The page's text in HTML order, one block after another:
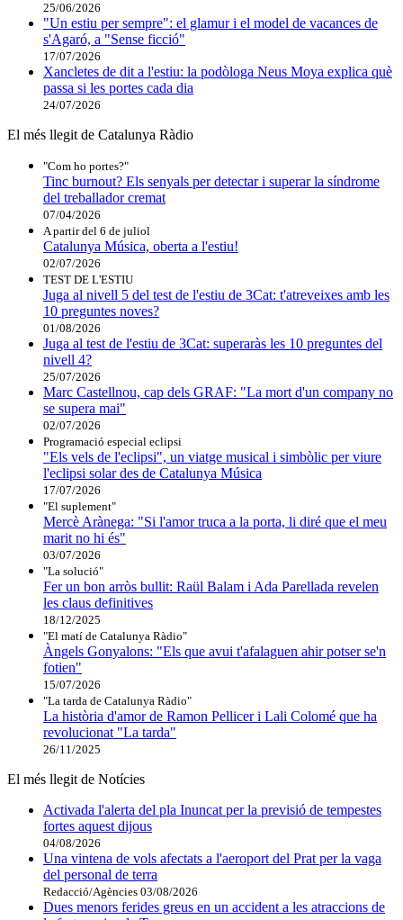
25/06/2026
"Un estiu per sempre": el glamur i el model de vacances de
s'Agaró, a "Sense ficció"
17/07/2026
Xancletes de dit a l'estiu: la podòloga Neus Moya explica què
passa si les portes cada dia
24/07/2026
El més llegit de Catalunya Ràdio
"Com ho portes?"
Tinc burnout? Els senyals per detectar i superar la síndrome
del treballador cremat
07/04/2026
A partir del 6 de juliol
Catalunya Música, oberta a l'estiu!
02/07/2026
TEST DE L'ESTIU
Juga al nivell 5 del test de l'estiu de 3Cat: t'atreveixes amb les
10 preguntes noves?
01/08/2026
Juga al test de l'estiu de 3Cat: superaràs les 10 preguntes del
nivell 4?
25/07/2026
Marc Castellnou, cap dels GRAF: "La mort d'un company no
se supera mai"
02/07/2026
Programació especial eclipsi
"Els vels de l'eclipsi", un viatge musical i simbòlic per viure
l'eclipsi solar des de Catalunya Música
17/07/2026
"El suplement"
Mercè Arànega: "Si l'amor truca a la porta, li diré que el meu
marit no hi és"
03/07/2026
"La solució"
Fer un bon arròs bullit: Raül Balam i Ada Parellada revelen
les claus definitives
18/12/2025
"El matí de Catalunya Ràdio"
Àngels Gonyalons: "Els que avui t'afalaguen ahir potser se'n
fotien"
15/07/2026
"La tarda de Catalunya Ràdio"
La història d'amor de Ramon Pellicer i Lali Colomé que ha
revolucionat "La tarda"
26/11/2025
El més llegit de Notícies
Activada l'alerta del pla Inuncat per la previsió de tempestes
fortes aquest dijous
04/08/2026
Una vintena de vols afectats a l'aeroport del Prat per la vaga
del personal de terra
Redacció/Agències 03/08/2026
Dues menors ferides greus en un accident a les atraccions de